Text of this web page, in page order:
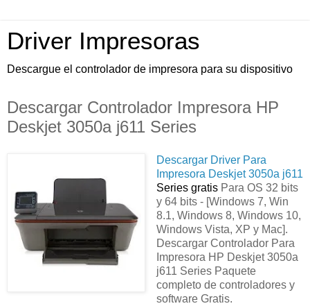
Driver Impresoras
Descargue el controlador de impresora para su dispositivo
Descargar Controlador Impresora HP
Deskjet 3050a j611 Series
Descargar Driver Para
Impresora Deskjet 3050a j611
Series gratisPara OS 32 bits
y 64 bits - [Windows 7, Win
8.1, Windows 8, Windows 10,
Windows Vista, XP y Mac].
Descargar Controlador Para
Impresora HP Deskjet 3050a
j611 Series Paquete
completo de controladores y
software Gratis.